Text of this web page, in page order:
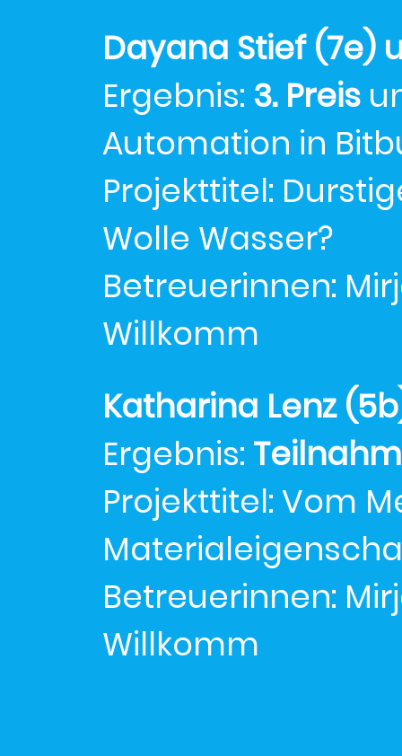
Dayana Stief (7e)
Ergebnis: 3. Preis
Automation in
Projekttitel:
Wolle Wasser?
Betreuerinnen:
Willkomm
Katharina Lenz
Ergebnis:
Projekttitel: Vom
Betreuerinnen:
Willkomm